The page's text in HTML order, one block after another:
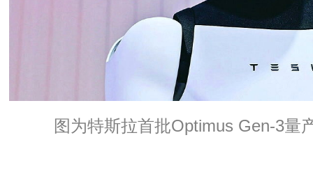
图为特斯拉首批Optimus Gen-3量